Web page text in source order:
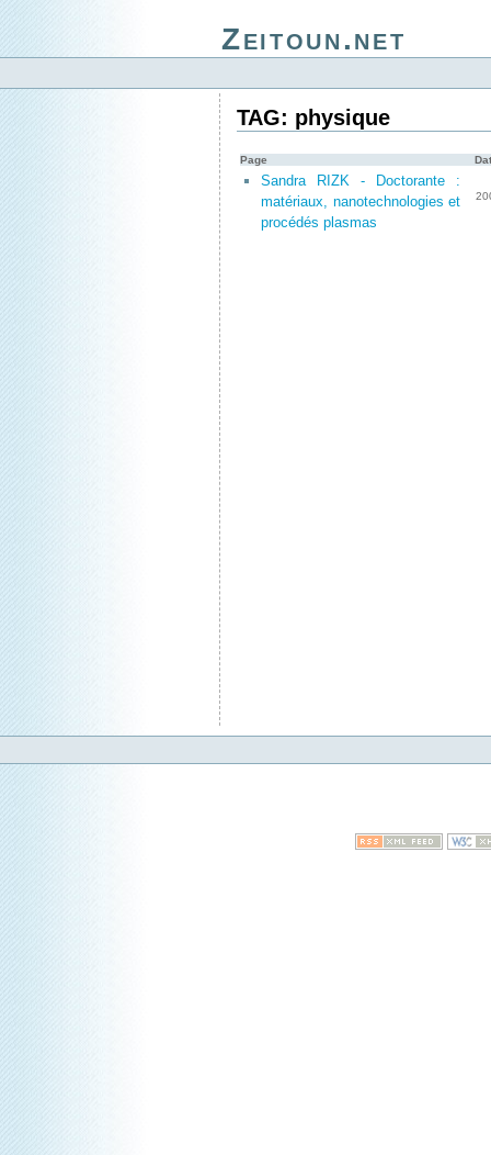
Zeitoun.net
TAG: physique
Page
Sandra RIZK - Doctorante :
matériaux, nanotechnologies et
procédés plasmas